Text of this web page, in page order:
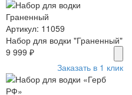
Артикул: 11059
Набор для водки "Граненный"
9 999 ₽
Заказать в 1 клик